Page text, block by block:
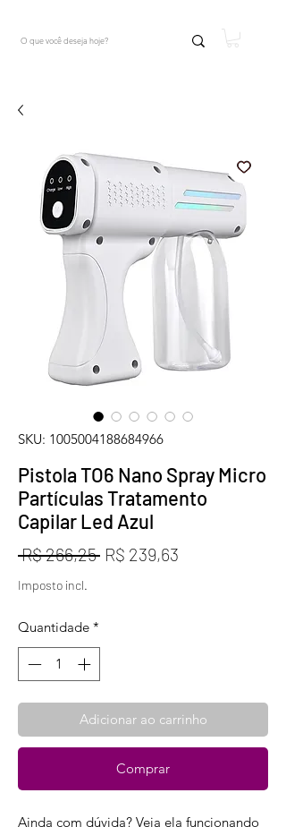
SKU: 1005004188684966
Pistola TO6 Nano Spray Micro
Partículas Tratamento
Capilar Led Azul
R$ 266,25 Preço
R$ 239,63
Imposto incl.
Quantidade *
Adicionar ao carrinho
Comprar
Ainda com dúvida? Veja ela funcionando